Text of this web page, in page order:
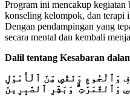
Program ini mencakup kegiatan
konseling kelompok, dan terapi
Dengan pendampingan yang
secara mental dan kembali
Dalil tentang Kesabaran
وَٱلْجُوعِ وَنَقْصٍ مِّنَ ٱلْأَمْوَٰلِ
وَٱلثَّمَرَٰتِ ۗ وَبَشِّرِ ٱلصَّٰبِرِينَ